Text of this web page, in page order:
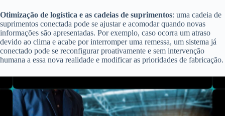
Otimização de logística e as cadeias de suprimentos: uma cadeia de
suprimentos conectada pode se ajustar e acomodar quando novas
informações são apresentadas. Por exemplo, caso ocorra um atraso
devido ao clima e acabe por interromper uma remessa, um sistema já
conectado pode se reconfigurar proativamente e sem intervenção
humana a essa nova realidade e modificar as prioridades de fabricação.